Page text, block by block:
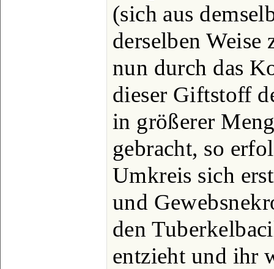
(sich aus
derselben
nun durch das
dieser Giftstoff
in größerer
gebracht, so
Umkreis sich
und
den
entzieht und ihr